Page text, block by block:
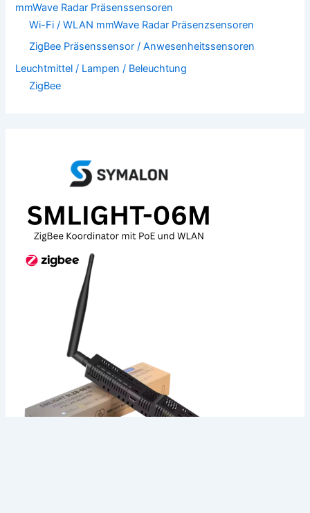
mmWave Radar Präsenssensoren
Wi-Fi / WLAN mmWave Radar Präsenzsensoren
ZigBee Präsenssensor / Anwesenheitssensoren
Leuchtmittel / Lampen / Beleuchtung
ZigBee